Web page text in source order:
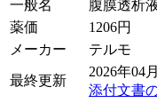
一般名
腹膜透析
薬価
1206円
メーカー
テルモ
最終更新
2026年04
添付文書